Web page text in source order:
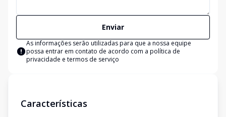
Enviar
As informações serão utilizadas para que a nossa equipe
possa entrar em contato de acordo com a política de
privacidade e termos de serviço
Características